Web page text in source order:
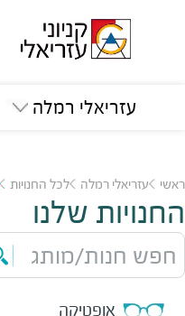
עזריאלי רמלה
ראשי עזריאלי רמלה לכל החנויות
החנויות שלנו
חפש חנות/מותג
אופטיקה